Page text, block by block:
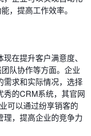
，提高工作效率。
在提升客户满意度、
队协作等方面。企业
需求和实际情况，选择
的CRM系统，其官网
可以通过纷享销客的
，提高企业的竞争力